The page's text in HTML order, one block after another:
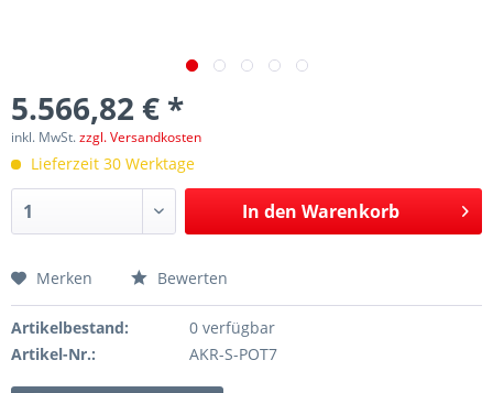
5.566,82 € *
inkl. MwSt.zzgl. Versandkosten
Lieferzeit 30 Werktage
In den Warenkorb
Merken Bewerten
Artikelbestand:
0 verfügbar
Artikel-Nr.:
AKR-S-POT7